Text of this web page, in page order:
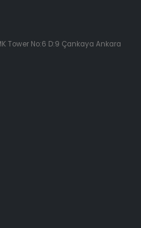
Tower No:6 D:9 Çankaya Ankara